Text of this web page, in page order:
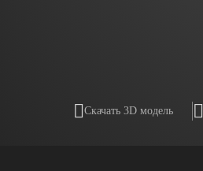
Скачать 3D модель